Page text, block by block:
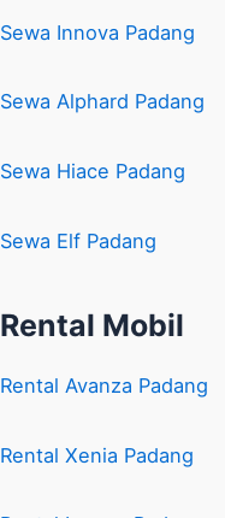
Sewa Innova Padang
Sewa Alphard Padang
Sewa Hiace Padang
Sewa Elf Padang
Rental Mobil
Rental Avanza Padang
Rental Xenia Padang